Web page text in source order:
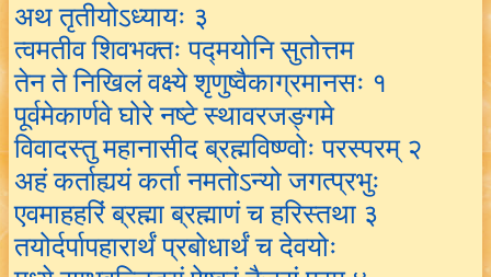
अथ तृतीयोऽध्यायः ३
त्वमतीव शिवभक्तः पद्मयोनि सुतोत्तम
तेन ते निखिलं वक्ष्ये शृणुष्वैकाग्रमानसः १
पूर्वमेकार्णवे घोरे नष्टे स्थावरजङ्गमे
विवादस्तु महानासीद ब्रह्मविष्ण्वोः परस्परम् २
अहं कर्ताह्ययं कर्ता नमतोऽन्यो जगत्प्रभुः
एवमाहहरिं ब्रह्मा ब्रह्माणं च हरिस्तथा ३
तयोर्दर्पापहारार्थं प्रबोधार्थं च देवयोः